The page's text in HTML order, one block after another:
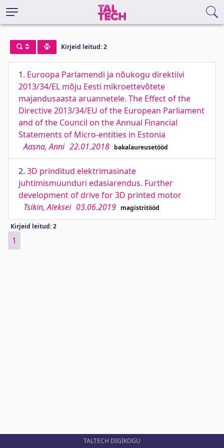
Kirjeid leitud: 2
1. Euroopa Parlamendi ja nõukogu direktiivi
2013/34/EL mõju Eesti mikroettevõtete
majandusaasta aruannetele. The Effect of the
Directive 2013/34/EU of the European Parliament
and of the Council on the Annual Financial
Statements of Micro-entities in Estonia
Aasna, Anni 22.01.2018 bakalaureusetööd
2. 3D prinditud elektrimasinate
juhtimismuunduri edasiarendus. Further
development of drive for 3D printed motor
Tsikin, Aleksei 03.06.2019 magistritööd
Kirjeid leitud: 2
1
TALTECH DIGIKOGU